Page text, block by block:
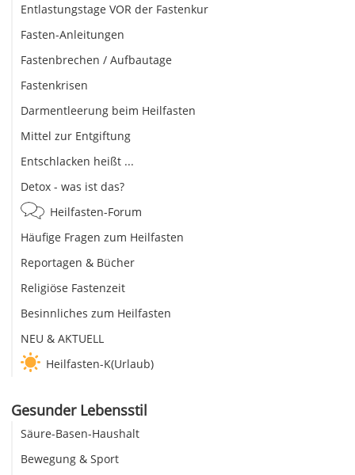
Entlastungstage VOR der Fastenkur
Fasten-Anleitungen
Fastenbrechen / Aufbautage
Fastenkrisen
Darmentleerung beim Heilfasten
Mittel zur Entgiftung
Entschlacken heißt ...
Detox - was ist das?
Heilfasten-Forum
Häufige Fragen zum Heilfasten
Reportagen & Bücher
Religiöse Fastenzeit
Besinnliches zum Heilfasten
NEU & AKTUELL
Heilfasten-K(Urlaub)
Gesunder Lebensstil
Säure-Basen-Haushalt
Bewegung & Sport